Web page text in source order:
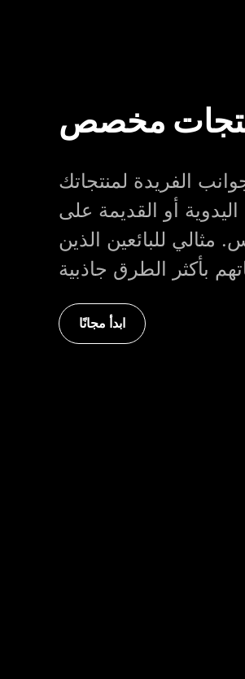
مخصص
الفريدة لمنتجاتك
اليدوية أو القديمة على Etsy؟ مع أداة TopView's AI، يمكنك
للبائعين الذين
ابدأ مجانًا